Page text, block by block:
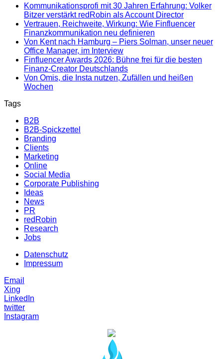
Kommunikationsprofi mit 30 Jahren Erfahrung: Volker
Bitzer verstärkt redRobin als Account Director
Vertrauen, Reichweite, Wirkung: Wie Finfluencer
Finanzkommunikation neu definieren
Von Kent nach Hamburg – Piers Solman, unser neuer
Office Manager, im Interview
Finfluencer Awards 2026: Bühne frei für die besten
Finanz-Creator Deutschlands
Von Omis, die Insta nutzen, Zufällen und heißen
Wochen
Tags
B2B
B2B-Spickzettel
Branding
Clients
Marketing
Online
Social Media
Corporate Publishing
Ideas
News
PR
redRobin
Research
Jobs
Datenschutz
Impressum
Email
Xing
LinkedIn
twitter
Instagram